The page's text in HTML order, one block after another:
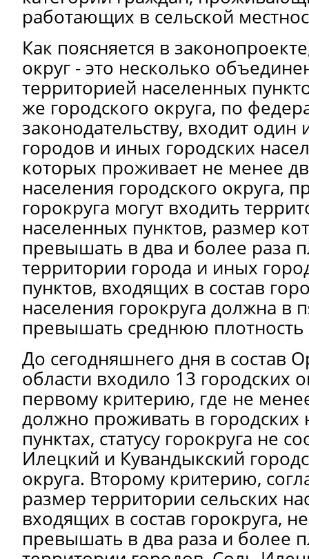
работающих в сельской
Как поясняется в
округ - это несколько
территорией населенных
же городского округа, по
законодательству, входит один
городов и иных городских
которых проживает не менее
населения городского округа,
горокруга могут входить
населенных пунктов, размер
превышать в два и более раза
территории города и иных
пунктов, входящих в состав
населения горокруга должна в
превышать среднюю плотность
До сегодняшнего дня в состав
области входило 13 городских
первому критерию, где не
должно проживать в городских
пунктах, статусу горокруга не
Илецкий и Кувандыкский
округа. Второму критерию,
размер территории сельских
входящих в состав горокруга,
превышать в два раза и более